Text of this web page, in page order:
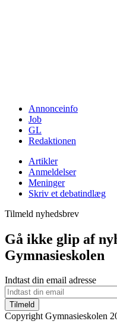
Annonceinfo
Job
GL
Redaktionen
Artikler
Anmeldelser
Meninger
Skriv et debatindlæg
Tilmeld nyhedsbrev
Gå ikke glip af
Gymnasieskolen
Indtast din email adresse
Tilmeld
Copyright Gymnasieskolen